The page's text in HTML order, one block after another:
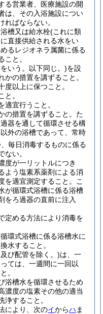
る営業者、医療施設の開
は、その入浴施設につい
ばならない。
槽又は給水栓(これに類
に直接供給される水をい
るレジオネラ属菌に係る
こと。
いう。以下同じ。)を設
の措置を講ずること。
度以上に保つこと。
と。
適宜行うこと。
措置を講ずること。 た
器を通して循環させる構
以外の浴槽であって、常時
毎日消毒するものに係る
ない。
度が一リットルにつき
よう塩素系薬剤による消
適宜測定すること。
こ
が循環式浴槽に係る浴槽
をろ過器の直前に注入
定める方法により消毒を
環式浴槽に係る浴槽水に
換水すること。
び配管を除く。)は、一
ては、一週間に一回以
。
浴槽水を循環させるため
濃度の塩素その他の適当
浄すること。
により、次のイからハ ま